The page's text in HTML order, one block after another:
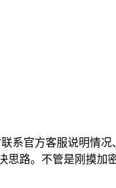
系官方客服说明情
路。不管是刚摸加